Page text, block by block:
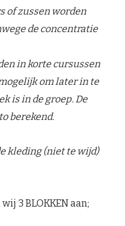
of zussen worden
de concentratie
in korte cursussen
om later in te
is in de groep. De
berekend.
kleding (niet te wijd)
3 BLOKKEN aan;